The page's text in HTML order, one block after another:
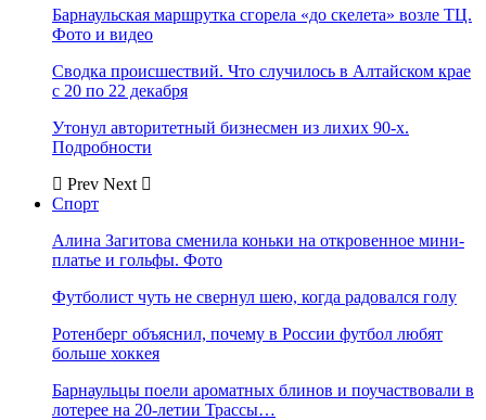
Барнаульская маршрутка сгорела «до скелета» возле ТЦ.
Фото и видео
Сводка происшествий. Что случилось в Алтайском крае
с 20 по 22 декабря
Утонул авторитетный бизнесмен из лихих 90-х.
Подробности
Prev Next
Спорт
Алина Загитова сменила коньки на откровенное мини-
платье и гольфы. Фото
Футболист чуть не свернул шею, когда радовался голу
Ротенберг объяснил, почему в России футбол любят
больше хоккея
Барнаульцы поели ароматных блинов и поучаствовали в
лотерее на 20-летии Трассы…